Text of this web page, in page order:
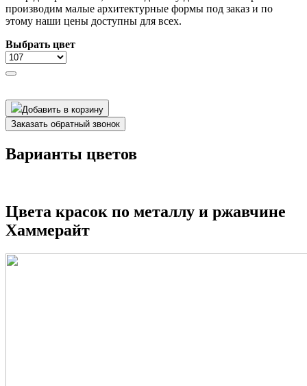
производим малые архитектурные формы под заказ и по
этому наши цены доступны для всех.
Выбрать цвет
Добавить в корзину
Заказать обратный звонок
Варианты цветов
Цвета красок по металлу и ржавчине
Хаммерайт